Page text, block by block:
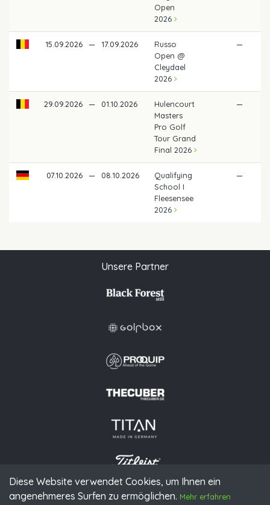
Diese Website verwendet Cookies, um Ihnen ein
angenehmeres Surfen zu ermöglichen. Mehr erfahren
Open
2026
15.09.2026 — 17.09.2026
Russo
Open @
Cleydael
2026
—
29.09.2026 — 01.10.2026
Hulencourt
Masters
Pro Golf
Tour Grand
Final 2026
—
07.10.2026 — 08.10.2026
Qualifying
School I
Fleesensee
2026
—
Unsere Partner
© 2026 PGAoG